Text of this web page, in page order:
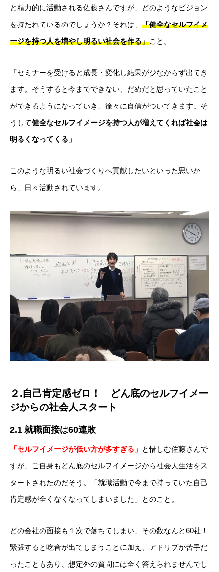
と精力的に活動される佐藤さんですが、どのようなビジョン
を持たれているのでしょうか？それは、 「健全なセルフイメ
ージを持つ人を増やし明るい社会を作る」こと。
「セミナーを受けると成長・変化し結果が少なからず出てき
ます。そうすると今までできない、だめだと思っていたこと
ができるようになっていき、徐々に自信がついてきます。そ
うして健全なセルフイメージを持つ人が増えてくれば社会は
明るくなってくる」
このような明るい社会づくりへ貢献したいといった思いか
ら、日々活動されています。
２.自己肯定感ゼロ！ どん底のセルフイメー
ジからの社会人スタート
2.1 就職面接は60連敗
「セルフイメージが低い方が多すぎる」 と惜しむ佐藤さんで
すが、ご自身もどん底のセルフイメージから社会人生活をス
タートされたのだそう。「就職活動で今まで持っていた自己
肯定感が全くなくなってしまいました」とのこと。
どの会社の面接も１次で落ちてしまい、その数なんと60社！
緊張すると吃音が出てしまうことに加え、アドリブが苦手だ
ったこともあり、想定外の質問には全く答えられませんでし